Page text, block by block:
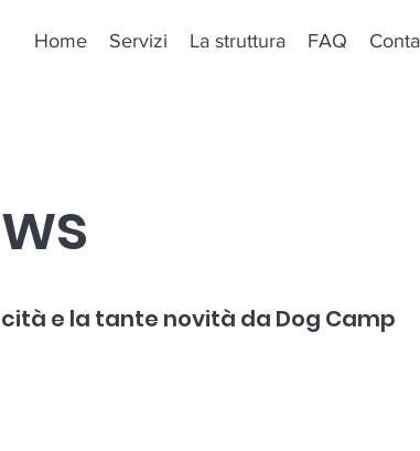
Home Servizi La struttura FAQ
e la tante novità da Dog Camp